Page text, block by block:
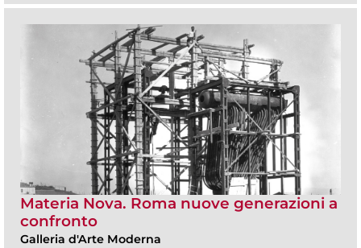
Materia Nova. Roma nuove generazioni a
confronto
Galleria d'Arte Moderna